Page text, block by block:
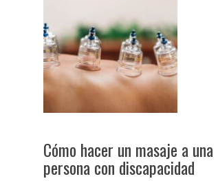
Cómo hacer un masaje a una
persona con discapacidad